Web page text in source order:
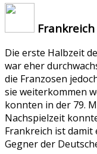
Die erste Halbzeit
war eher
die Franzosen
sie weiterkommen
konnten in der 79.
Nachspielzeit
Frankreich ist damit
Gegner der